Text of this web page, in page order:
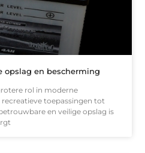
opslag en bescherming
rol in moderne
toepassingen tot
en veilige opslag is